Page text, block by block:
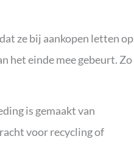
ze bij aankopen letten op
het einde mee gebeurt. Zo
is gemaakt van
voor recycling of